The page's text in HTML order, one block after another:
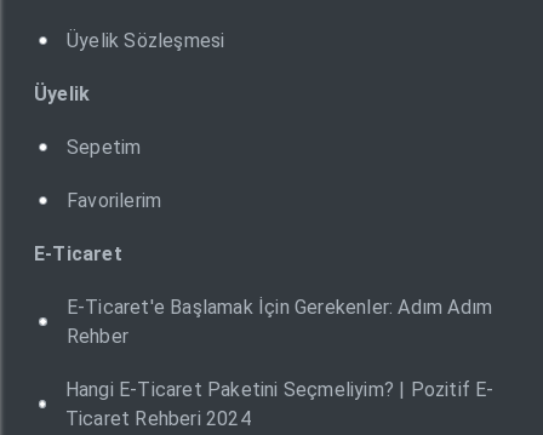
Üyelik Sözleşmesi
Üyelik
Sepetim
Favorilerim
E-Ticaret
E-Ticaret'e Başlamak İçin Gerekenler: Adım Adım
Rehber
Hangi E-Ticaret Paketini Seçmeliyim? | Pozitif E-
Ticaret Rehberi 2024